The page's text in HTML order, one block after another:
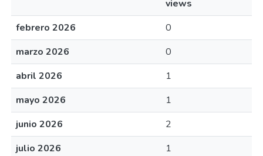
views
febrero 2026
0
marzo 2026
0
abril 2026
1
mayo 2026
1
junio 2026
2
julio 2026
1